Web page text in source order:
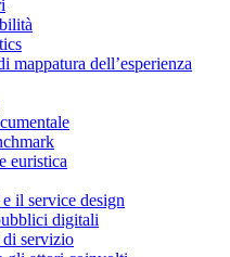
mappatura dell’esperienza
euristica
il service design
digitali
servizio